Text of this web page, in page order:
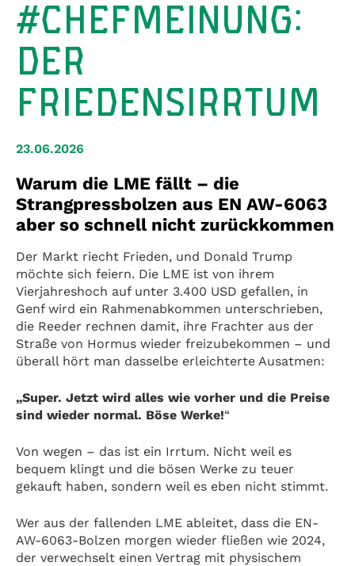
#CHEFMEINUNG:
DER
FRIEDENSIRRTUM
23.06.2026
Warum die LME fällt – die
Strangpressbolzen aus EN AW-6063
aber so schnell nicht zurückkommen
Der Markt riecht Frieden, und Donald Trump
möchte sich feiern. Die LME ist von ihrem
Vierjahreshoch auf unter 3.400 USD gefallen, in
Genf wird ein Rahmenabkommen unterschrieben,
die Reeder rechnen damit, ihre Frachter aus der
Straße von Hormus wieder freizubekommen – und
überall hört man dasselbe erleichterte Ausatmen:
„Super. Jetzt wird alles wie vorher und die Preise
sind wieder normal. Böse Werke!“
Von wegen – das ist ein Irrtum. Nicht weil es
bequem klingt und die bösen Werke zu teuer
gekauft haben, sondern weil es eben nicht stimmt.
Wer aus der fallenden LME ableitet, dass die EN-
AW-6063-Bolzen morgen wieder fließen wie 2024,
der verwechselt einen Vertrag mit physischem